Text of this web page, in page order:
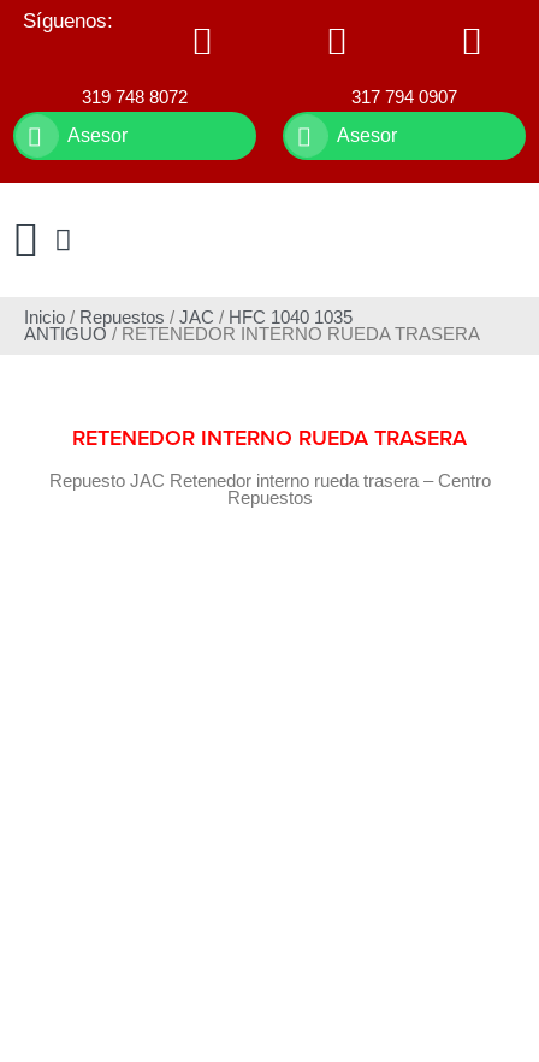
Síguenos:
319 748 8072
Asesor
317 794 0907
Asesor
Inicio / Repuestos / JAC / HFC 1040 1035
ANTIGUO / RETENEDOR INTERNO RUEDA TRASERA
RETENEDOR INTERNO RUEDA TRASERA
Repuesto JAC Retenedor interno rueda trasera – Centro
Repuestos